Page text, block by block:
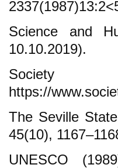
Science and
10.10.2019).
Society
https://
The Seville
45(10),
UNESCO